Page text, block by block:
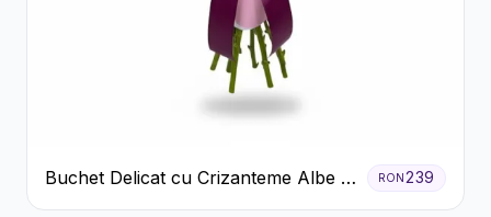
Buchet Delicat cu Crizanteme Albe și
Mov
RON239